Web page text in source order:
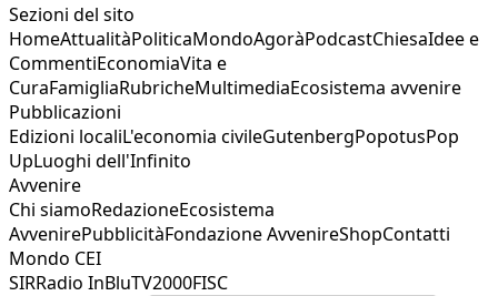
Sezioni del sito
HomeAttualitàPoliticaMondoAgoràPodcastChiesaIdee e
CommentiEconomiaVita e
CuraFamigliaRubricheMultimediaEcosistema avvenire
Pubblicazioni
Edizioni localiL'economia civileGutenbergPopotusPop
UpLuoghi dell'Infinito
Avvenire
Chi siamoRedazioneEcosistema
AvvenirePubblicitàFondazione AvvenireShopContatti
Mondo CEI
SIRRadio InBluTV2000FISC